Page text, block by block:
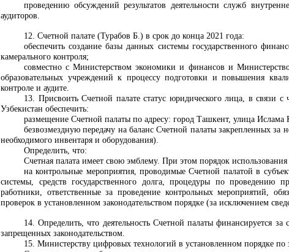
проведению обсуждений результатов деятельности служб
аудиторов.
12. Счетной палате (Турабов Б.) в срок до конца 2021 года:
обеспечить создание базы данных системы государственного
камерального контроля;
совместно сМинистерством экономики и финансов и
образовательных учреждений к процессу подготовки и повышения
контроле и аудите.
13. Присвоить Счетной палате статус юридического лица, в связи
Узбекистан обеспечить:
размещение Счетной палаты по адресу: город Ташкент, улица Ислама
безвозмездную передачу на баланс Счетной палаты закрепленных
необходимого инвентаря и оборудования).
Определить, что:
Счетная палата имеет свою эмблему. При этом порядок
на контрольные мероприятия, проводимые Счетной палатой в
системы, средств государственного долга, процедуры по проведению
работники, ответственные за проведение контрольных мероприятий,
проверок в установленном законодательством порядке (за исключением
14. Определить, что деятельность Счетной палаты финансируется за
запрещенных законодательством.
15. Министерству цифровых технологий в установленном порядке по